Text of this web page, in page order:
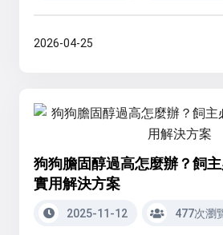
2026-04-25
狗狗膽固醇過高怎麼辦？飼
實用解決方案
2025-11-12 477次瀏